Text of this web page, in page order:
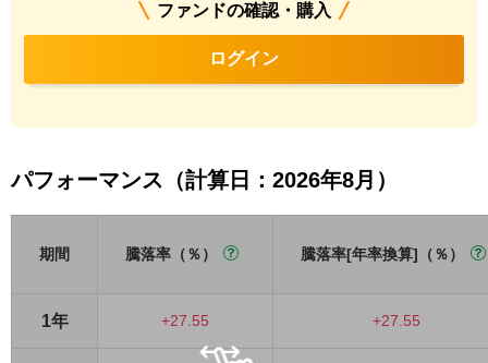
ファンドの確認・購入
ログイン
パフォーマンス（計算日：2026年8月）
期間 騰落率（％） 騰落率[年率換算]（％）
1年 +27.55 +27.55